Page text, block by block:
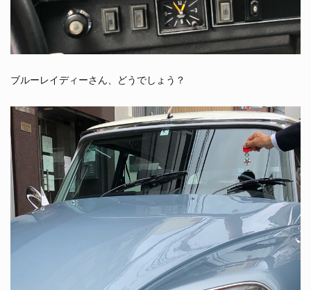
ブルーレイディーさん、どうでしょう？